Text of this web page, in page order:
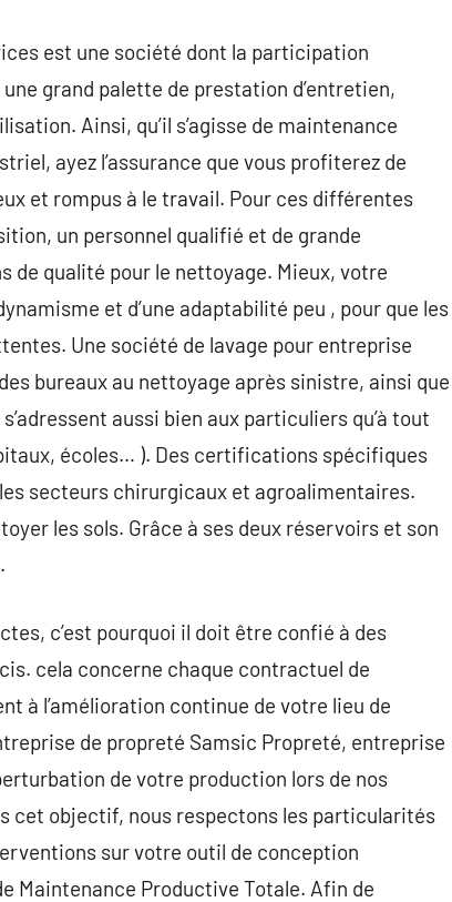
est une société dont la participation
grand palette de prestation d’entretien,
Ainsi, qu’il s’agisse de maintenance
ayez l’assurance que vous profiterez de
et rompus à le travail. Pour ces différentes
un personnel qualifié et de grande
de qualité pour le nettoyage. Mieux, votre
et d’une adaptabilité peu , pour que les
Une société de lavage pour entreprise
bureaux au nettoyage après sinistre, ainsi que
aussi bien aux particuliers qu’à tout
écoles… ). Des certifications spécifiques
secteurs chirurgicaux et agroalimentaires.
les sols. Grâce à ses deux réservoirs et son
c’est pourquoi il doit être confié à des
cela concerne chaque contractuel de
à l’amélioration continue de votre lieu de
de propreté Samsic Propreté, entreprise
de votre production lors de nos
cet objectif, nous respectons les particularités
sur votre outil de conception
Maintenance Productive Totale. Afin de